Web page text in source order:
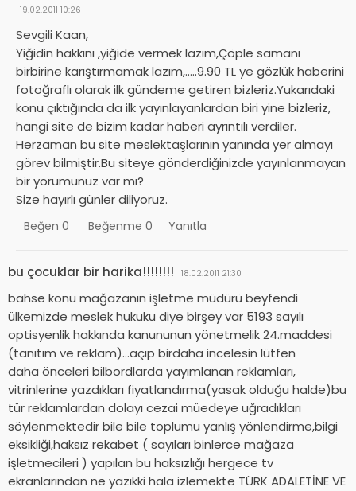
19.02.2011 10:26
Sevgili Kaan,
Yiğidin hakkını ,yiğide vermek lazım,Çöple samanı
birbirine karıştırmamak lazım,…..9.90 TL ye gözlük haberini
fotoğraflı olarak ilk gündeme getiren bizleriz.Yukarıdaki
konu çıktığında da ilk yayınlayanlardan biri yine bizleriz,
hangi site de bizim kadar haberi ayrıntılı verdiler.
Herzaman bu site meslektaşlarının yanında yer almayı
görev bilmiştir.Bu siteye gönderdiğinizde yayınlanmayan
bir yorumunuz var mı?
Size hayırlı günler diliyoruz.
Beğen 0 Beğenme 0 Yanıtla
bu çocuklar bir harika!!!!!!!! 18.02.2011 21:30
bahse konu mağazanın işletme müdürü beyfendi
ülkemizde meslek hukuku diye birşey var 5193 sayılı
optisyenlik hakkında kanununun yönetmelik 24.maddesi
(tanıtım ve reklam)…açıp birdaha incelesin lütfen
daha önceleri bilbordlarda yayımlanan reklamları,
vitrinlerine yazdıkları fiyatlandırma(yasak olduğu halde)bu
tür reklamlardan dolayı cezai müedeye uğradıkları
söylenmektedir bile bile toplumu yanlış yönlendirme,bilgi
eksikliği,haksız rekabet ( sayıları binlerce mağaza
işletmecileri ) yapılan bu haksızlığı hergece tv
ekranlarından ne yazıkki hala izlemekte TÜRK ADALETİNE VE